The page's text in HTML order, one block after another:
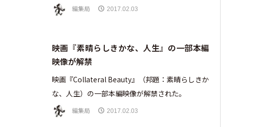
編集局 2017.02.03
映画『素晴らしきかな、人生』の一部本編
映像が解禁
映画『Collateral Beauty』（邦題：素晴らしきか
な、人生）の一部本編映像が解禁された。
編集局 2017.02.03